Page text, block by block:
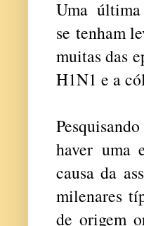
Uma
se tenham
muitas das
H1N1 e a
haver uma
causa da
milenares
de origem